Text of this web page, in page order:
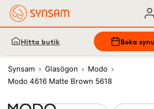
Hitta butik Boka
Synsam Glasögon
Modo
Modo 4616 Matte Brown 5618